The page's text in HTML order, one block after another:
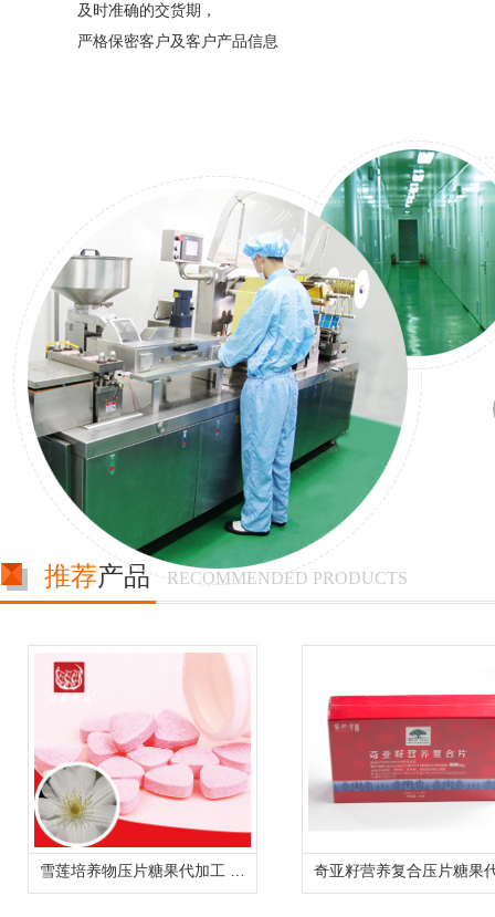
及时准确的交货期，
严格保密客户及客户产品信息
推荐产品 RECOMMENDED PRODUCTS